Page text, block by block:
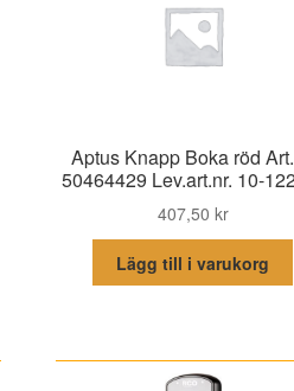
Aptus Knapp Boka röd
50464429 Lev.art.nr. 10-
407,50 kr
Lägg till i varukorg